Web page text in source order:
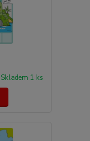
Skladem 1 ks